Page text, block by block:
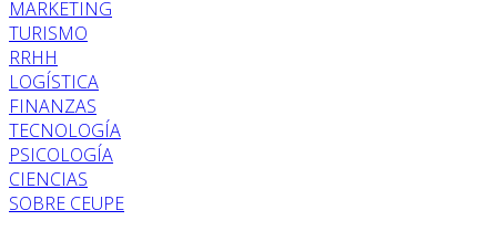
MARKETING
TURISMO
RRHH
LOGÍSTICA
FINANZAS
TECNOLOGÍA
PSICOLOGÍA
CIENCIAS
SOBRE CEUPE